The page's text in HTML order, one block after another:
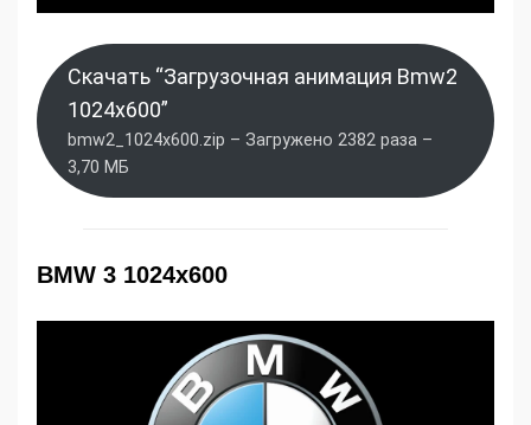
Скачать “Загрузочная анимация Bmw2
1024x600”
bmw2_1024x600.zip – Загружено 2382 раза –
3,70 МБ
BMW 3 1024x600